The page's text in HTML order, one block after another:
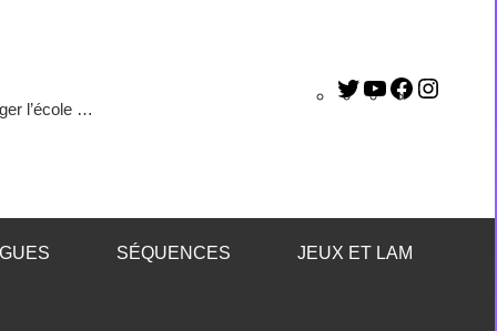
l’école …
SÉQUENCES JEUX ET LAM